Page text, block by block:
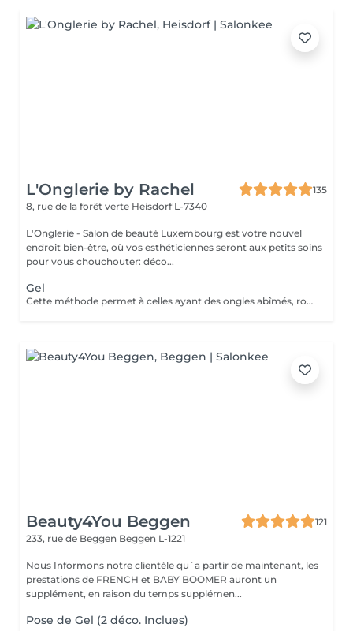
L'Onglerie by Rachel
135
8, rue de la forêt verte Heisdorf L-7340
L'Onglerie - Salon de beauté Luxembourg est votre nouvel
endroit bien-être, où vos esthéticiennes seront aux petits soins
pour vous chouchouter: déco...
Gel
Cette méthode permet à celles ayant des ongles abîmés, rongés, cassants, de retrouver de très jolies mains. En rallongement ou en simple gainage, le gel apportera solidité à vos ongles, et une couleur longue durée
Beauty4You Beggen
121
233, rue de Beggen Beggen L-1221
Nous Informons notre clientèle qu`a partir de maintenant, les
prestations de FRENCH et BABY BOOMER auront un
supplément, en raison du temps supplémen...
Pose de Gel (2 déco. Inclues)